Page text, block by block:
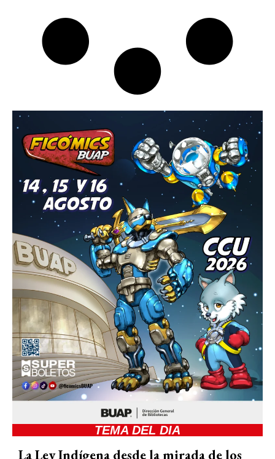
TEMA DEL DIA
La Ley Indígena desde la mirada de los